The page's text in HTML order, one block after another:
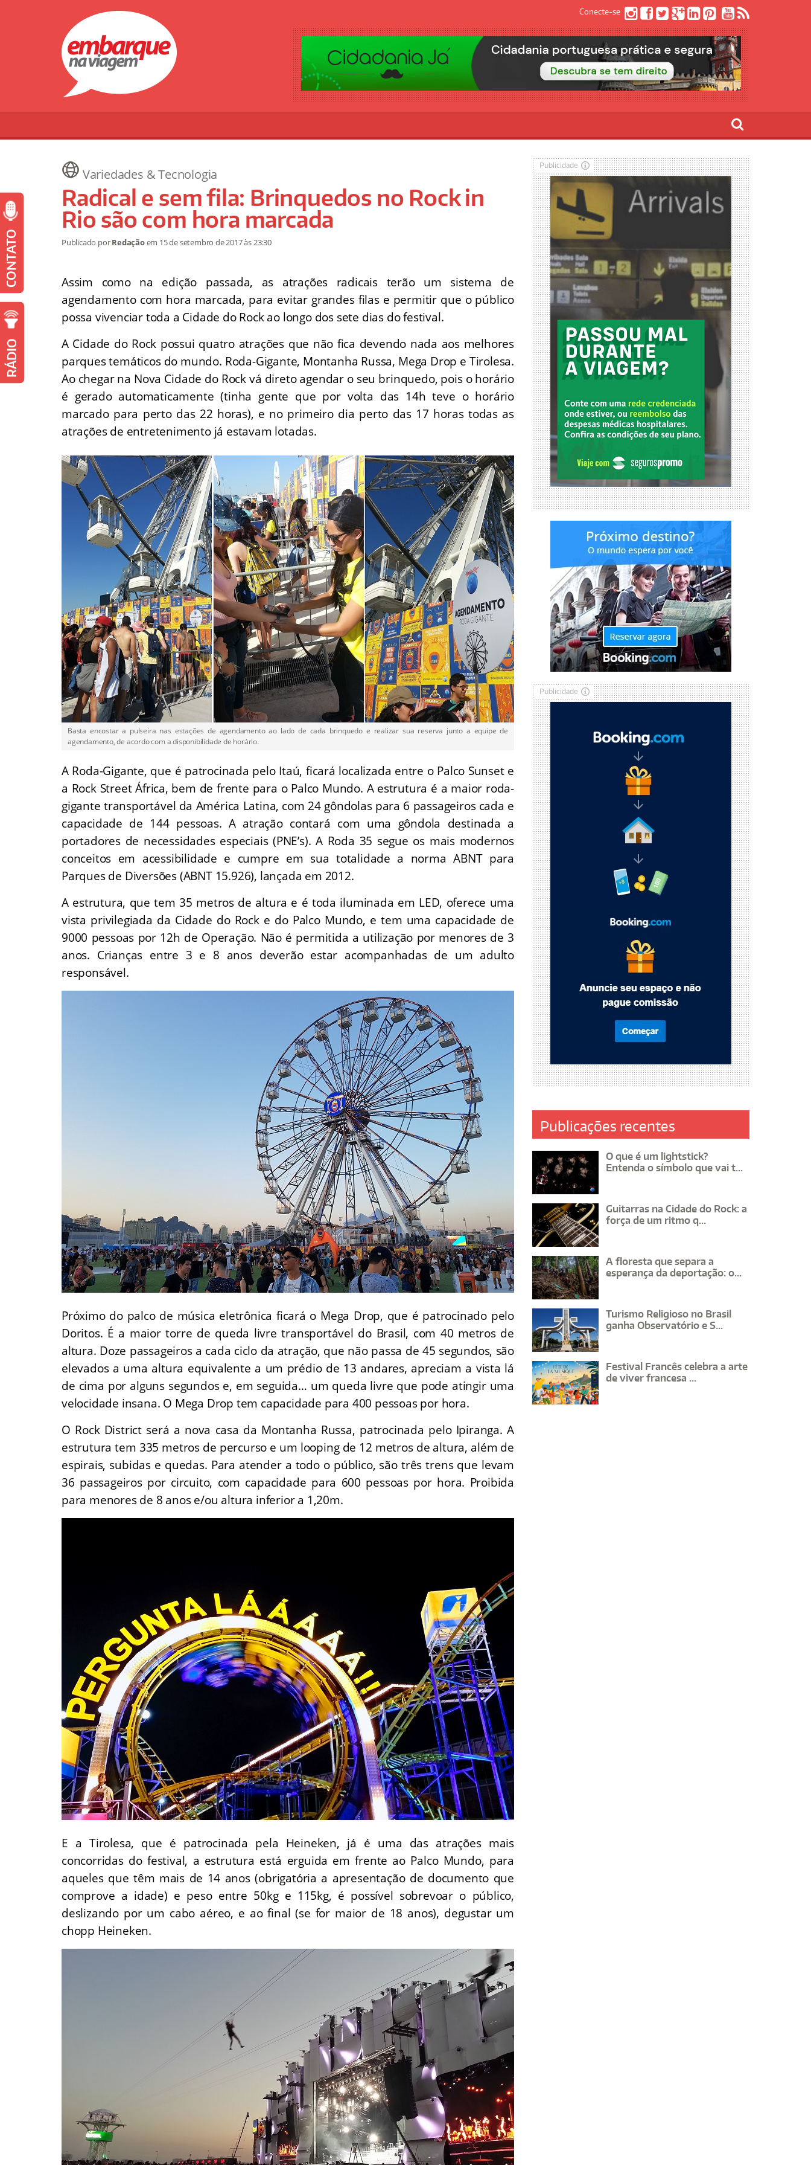
Conecte-se
Variedades & Tecnologia
Radical e sem fila: Brinquedos no Rock in
Rio são com hora marcada
Publicado porRedaçãoem 15 de setembro de 2017às 23:30
Assim como na edição passada, as atrações radicais terão um sistema de
agendamento com hora marcada, para evitar grandes filas e permitir que o público
possa vivenciar toda a Cidade do Rock ao longo dos sete dias do festival.
A Cidade do Rock possui quatro atrações que não fica devendo nada aos melhores
parques temáticos do mundo. Roda-Gigante, Montanha Russa, Mega Drop e Tirolesa.
Ao chegar na Nova Cidade do Rock vá direto agendar o seu brinquedo, pois o horário
é gerado automaticamente (tinha gente que por volta das 14h teve o horário
marcado para perto das 22 horas), e no primeiro dia perto das 17 horas todas as
atrações de entretenimento já estavam lotadas.
Basta encostar a pulseira nas estações de agendamento ao lado de cada brinquedo e realizar sua reserva junto a equipe de
agendamento, de acordo com a disponibilidade de horário.
A Roda-Gigante, que é patrocinada pelo Itaú, ficará localizada entre o Palco Sunset e
a Rock Street África, bem de frente para o Palco Mundo. A estrutura é a maior roda-
gigante transportável da América Latina, com 24 gôndolas para 6 passageiros cada e
capacidade de 144 pessoas. A atração contará com uma gôndola destinada a
portadores de necessidades especiais (PNE’s). A Roda 35 segue os mais modernos
conceitos em acessibilidade e cumpre em sua totalidade a norma ABNT para
Parques de Diversões (ABNT 15.926), lançada em 2012.
A estrutura, que tem 35 metros de altura e é toda iluminada em LED, oferece uma
vista privilegiada da Cidade do Rock e do Palco Mundo, e tem uma capacidade de
9000 pessoas por 12h de Operação. Não é permitida a utilização por menores de 3
anos. Crianças entre 3 e 8 anos deverão estar acompanhadas de um adulto
responsável.
Próximo do palco de música eletrônica ficará o Mega Drop, que é patrocinado pelo
Doritos. É a maior torre de queda livre transportável do Brasil, com 40 metros de
altura. Doze passageiros a cada ciclo da atração, que não passa de 45 segundos, são
elevados a uma altura equivalente a um prédio de 13 andares, apreciam a vista lá
de cima por alguns segundos e, em seguida… um queda livre que pode atingir uma
velocidade insana. O Mega Drop tem capacidade para 400 pessoas por hora.
O Rock District será a nova casa da Montanha Russa, patrocinada pelo Ipiranga. A
estrutura tem 335 metros de percurso e um looping de 12 metros de altura, além de
espirais, subidas e quedas. Para atender a todo o público, são três trens que levam
36 passageiros por circuito, com capacidade para 600 pessoas por hora. Proibida
para menores de 8 anos e/ou altura inferior a 1,20m.
E a Tirolesa, que é patrocinada pela Heineken, já é uma das atrações mais
concorridas do festival, a estrutura está erguida em frente ao Palco Mundo, para
aqueles que têm mais de 14 anos (obrigatória a apresentação de documento que
comprove a idade) e peso entre 50kg e 115kg, é possível sobrevoar o público,
deslizando por um cabo aéreo, e ao final (se for maior de 18 anos), degustar um
chopp Heineken.
Publicidade
Publicidade
Publicações recentes
O que é um lightstick?
Entenda o símbolo que vai t...
Guitarras na Cidade do Rock: a
força de um ritmo q...
A floresta que separa a
esperança da deportação: o...
Turismo Religioso no Brasil
ganha Observatório e S...
Festival Francês celebra a arte
de viver francesa ...
CONTATO
RÁDIO